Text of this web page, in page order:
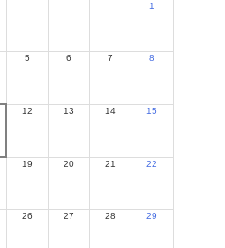
1
5 6 7 8
12 13 14 15
19 20 21 22
26 27 28 29